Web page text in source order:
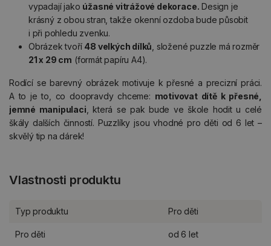
vypadají jako úžasné vitrážové dekorace. Design je
krásný z obou stran, takže okenní ozdoba bude působit
i při pohledu zvenku.
Obrázek tvoří 48 velkých dílků , složené puzzle má rozměr
21 x 29 cm (formát papíru A4).
Rodící se barevný obrázek motivuje k přesné a precizní práci.
A to je to, co doopravdy chceme: motivovat dítě k přesné,
jemné manipulaci , která se pak bude ve škole hodit u celé
škály dalších činností. Puzzlíky jsou vhodné pro děti od 6 let –
skvělý tip na dárek!
Vlastnosti produktu
Typ produktu Pro děti
Pro děti od 6 let